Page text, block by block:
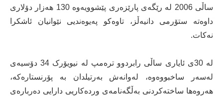
ساڵی 2006 لە رێگەی پارێزەری پێشوویەوە 130 هەزار دۆلاری
داوەتە ستۆرمی دانیەڵز، تاوەکو پەیوەندیی نێوانیان ئاشکرا
نەکات.
لە 30ی ئایاری ساڵی رابردوو ترەمپ لە نیویۆرک 34 دۆسیەی
لەسەر ساخبووەوە، لەوانەش بەرتیلدان بە پۆرنستارەکە،
هەروەها ساختەکردنی بەڵگەنامەی وردەکاریی دارایی دەربارەی